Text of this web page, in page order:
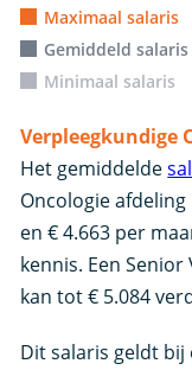
Maximaal salaris
Gemiddeld salaris
Minimaal salaris
Verpleegkundige
Het gemiddelde
Oncologie
en € 4.663 per
kennis. Een
kan tot € 5.084
Dit salaris geldt bij